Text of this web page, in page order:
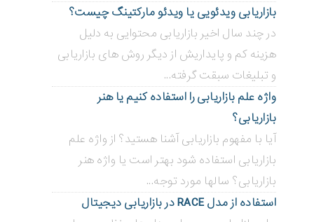
بازاریابی ویدئویی ‌یا ویدئو مارکتینگ چیست؟
در چند سال اخیر بازاریابی محتوایی به دلیل
هزینه کم و پایداریش از دیگر روش های بازاریابی
و تبلیغات سبقت گرفته...
واژه علم بازاریابی را استفاده کنیم یا هنر
بازاریابی؟
آیا با مفهوم بازاریابی آشنا هستید؟ از واژه علم
بازاریابی استفاده شود بهتر است یا واژه هنر
بازاریابی؟ سالها مورد توجه...
استفاده از مدل RACE در بازاریابی دیجیتال